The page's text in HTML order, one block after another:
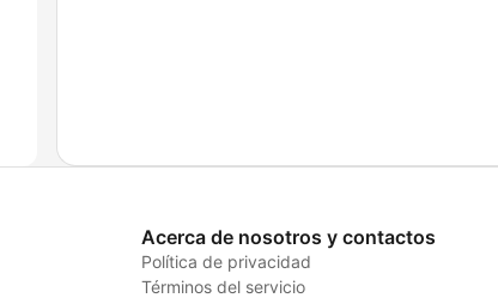
Acerca de nosotros y contactos
Política de privacidad
Términos del servicio